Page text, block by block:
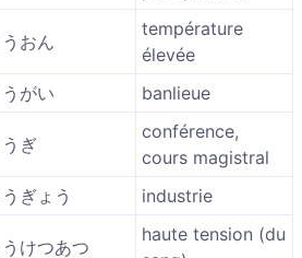
おん
température
élevée
がい banlieue
ぎ
conférence,
cours magistral
ぎょう industrie
うけつあつ
haute tension (du